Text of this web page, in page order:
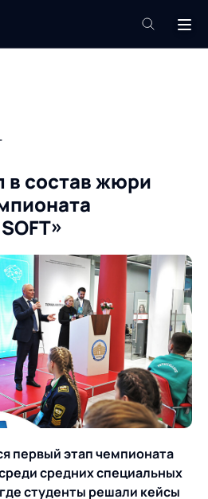
Услуги
Пресс-центр
Проекты
Контакты
Партнеры
Импортозамещение
поставок
Управление двором
Нетворкинг и обмен
в состав жюри
первый этап чемпионата
средних специальных
студенты решали кейсы